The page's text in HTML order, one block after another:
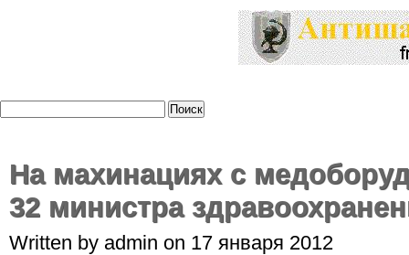
На махинациях с
32 министра
Written by admin on 17 января 2012